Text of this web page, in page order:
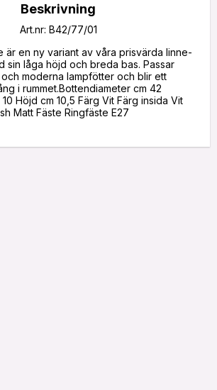
Beskrivning
Art.nr: B42/77/01
är en ny variant av våra prisvärda linne-
sin låga höjd och breda bas. Passar
moderna lampfötter och blir ett
i rummet.Bottendiameter cm 42
Höjd cm 10,5 Färg Vit Färg insida Vit
Matt Fäste Ringfäste E27